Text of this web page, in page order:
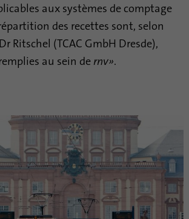
aux systèmes de comptage
des recettes sont, selon
Ritschel (TCAC GmbH Dresde),
au sein de rnv».
détecter une utilisation abusive de la
plateforme.
lidc
24 heures
Ce cookie assure la sélection du centre de
données.
li_gc